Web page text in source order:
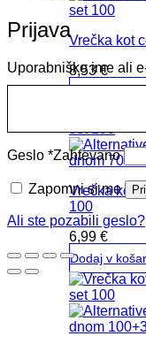
Vrečka kot
8,53€
Vrečka kot
100
6,99 €
Dodaj v
Prijava
Uporabniško ime ali
Geslo *Zahtevano
Zapomni si me
Ali ste pozabili geslo?